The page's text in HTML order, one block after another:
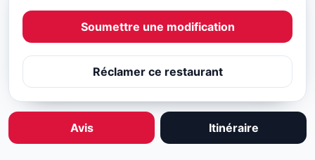
Soumettre une modification
Réclamer ce restaurant
Avis Itinéraire